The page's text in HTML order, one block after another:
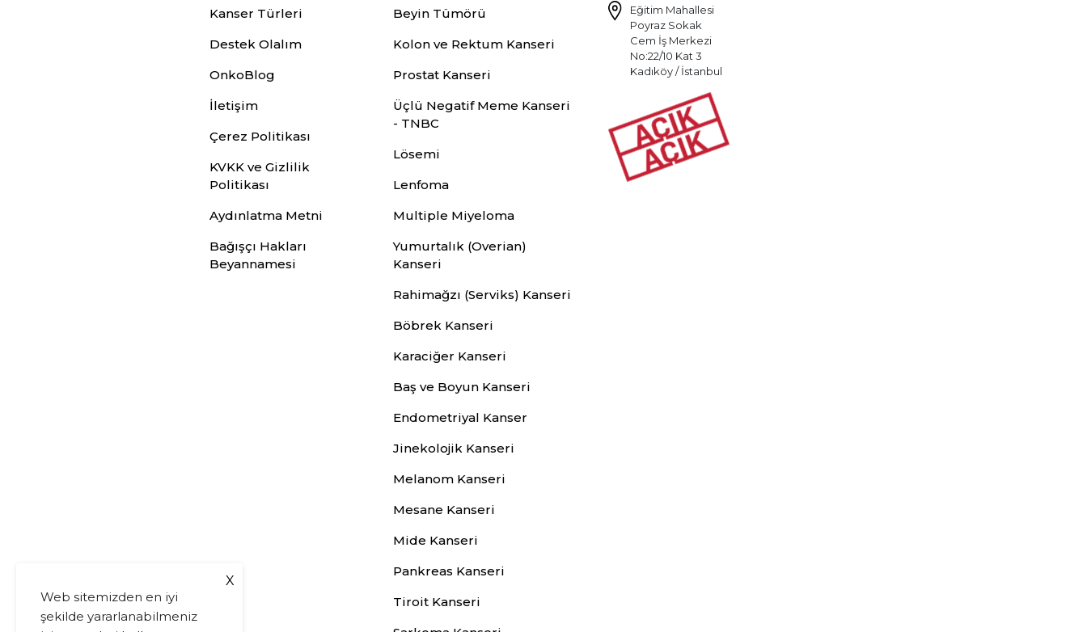
Kanser Türleri
Destek Olalım
OnkoBlog
İletişim
Çerez Politikası
KVKK ve Gizlilik
Politikası
Aydınlatma Metni
Bağışçı Hakları
Beyannamesi
Beyin Tümörü
Kolon ve Rektum Kanseri
Prostat Kanseri
Üçlü Negatif Meme Kanseri
- TNBC
Lösemi
Lenfoma
Multiple Miyeloma
Yumurtalık (Overian)
Kanseri
Rahimağzı (Serviks) Kanseri
Böbrek Kanseri
Karaciğer Kanseri
Baş ve Boyun Kanseri
Endometriyal Kanser
Jinekolojik Kanseri
Melanom Kanseri
Mesane Kanseri
Mide Kanseri
Pankreas Kanseri
Tiroit Kanseri
Eğitim Mahallesi
Poyraz Sokak
Cem İş Merkezi
No:22/10 Kat 3
Kadıköy / İstanbul
Web sitemizden en iyi
şekilde yararlanabilmeniz
X